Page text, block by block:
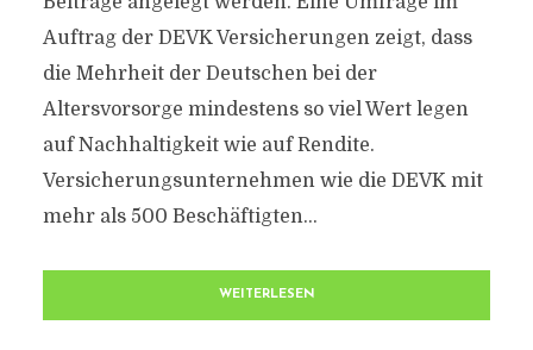
Auftrag der DEVK Versicherungen zeigt, dass
die Mehrheit der Deutschen bei der
Altersvorsorge mindestens so viel Wert legen
auf Nachhaltigkeit wie auf Rendite.
Versicherungsunternehmen wie die DEVK mit
mehr als 500 Beschäftigten...
WEITERLESEN